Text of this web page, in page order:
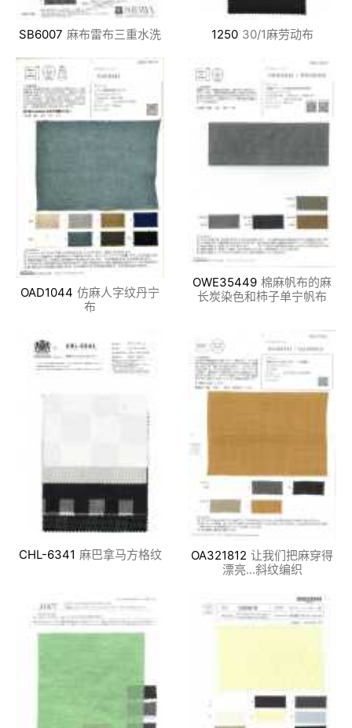
SB6007 麻布雷布三重水洗 1250 30/1麻劳动布
OAD1044 仿麻人字纹丹宁
布
OWE35449 棉麻帆布的麻
长炭染色和柿子单宁帆布
CHL-6341 麻巴拿马方格纹 OA321812 让我们把麻穿得
漂亮...斜纹编织